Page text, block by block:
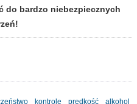
do bardzo niebezpiecznych
kontrole prędkość alkohol